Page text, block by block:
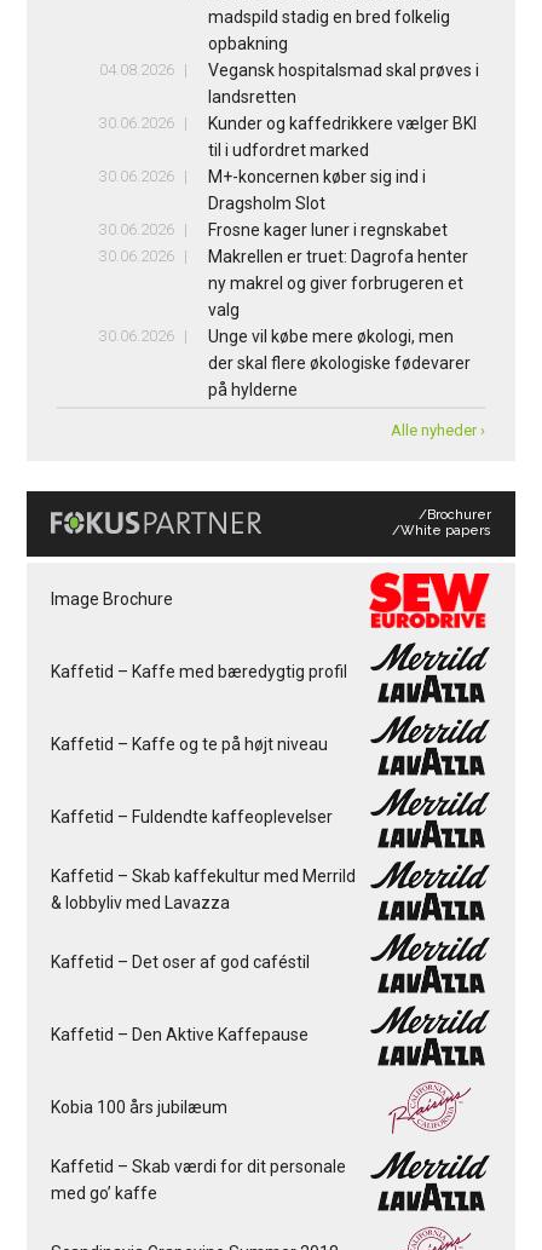
madspild stadig en bred folkelig
opbakning
04.08.2026
Vegansk hospitalsmad skal prøves i
landsretten
30.06.2026
Kunder og kaffedrikkere vælger BKI
til i udfordret marked
30.06.2026
M+-koncernen køber sig ind i
Dragsholm Slot
30.06.2026 Frosne kager luner i regnskabet
30.06.2026
Makrellen er truet: Dagrofa henter
ny makrel og giver forbrugeren et
valg
30.06.2026
Unge vil købe mere økologi, men
der skal flere økologiske fødevarer
på hylderne
Alle nyheder ›
/Brochurer
/White papers
Image Brochure
Kaffetid – Kaffe med bæredygtig profil
Kaffetid – Kaffe og te på højt niveau
Kaffetid – Fuldendte kaffeoplevelser
Kaffetid – Skab kaffekultur med Merrild
& lobbyliv med Lavazza
Kaffetid – Det oser af god caféstil
Kaffetid – Den Aktive Kaffepause
Kobia 100 års jubilæum
Kaffetid – Skab værdi for dit personale
med go’ kaffe